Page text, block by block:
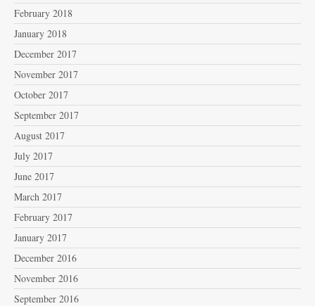
February 2018
January 2018
December 2017
November 2017
October 2017
September 2017
August 2017
July 2017
June 2017
March 2017
February 2017
January 2017
December 2016
November 2016
September 2016